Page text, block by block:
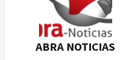
ABRA NOTICIAS